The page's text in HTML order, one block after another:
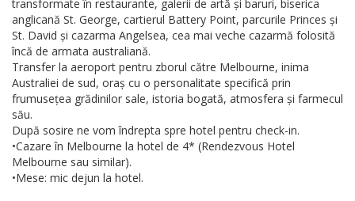
transformate în restaurante, galerii de artă și baruri, biserica
anglicană St. George, cartierul Battery Point, parcurile Princes și
St. David și cazarma Angelsea, cea mai veche cazarmă folosită
încă de armata australiană.
Transfer la aeroport pentru zborul către Melbourne, inima
Australiei de sud, oraș cu o personalitate specifică prin
frumusețea grădinilor sale, istoria bogată, atmosfera și farmecul
său.
După sosire ne vom îndrepta spre hotel pentru check-in.
•Cazare în Melbourne la hotel de 4* (Rendezvous Hotel
Melbourne sau similar).
•Mese: mic dejun la hotel.